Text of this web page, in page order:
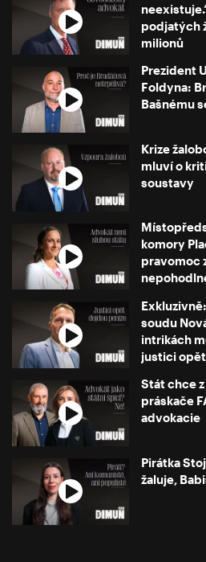
podjatých
milionů
Prezident
Foldyna:
Bašnému
Krize
mluví o
soustavy
komory
pravomoc
soudu
intrikách
justici
Stát chce
práskače
advokacie
Pirátka
žaluje,